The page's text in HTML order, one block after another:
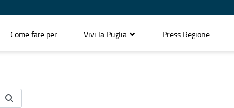
Come fare per Vivi la Puglia Press Regione